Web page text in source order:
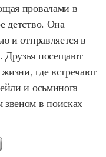
провалами в
детство. Она
и отправляется в
посещают
где встречают
и осьминога
в поисках